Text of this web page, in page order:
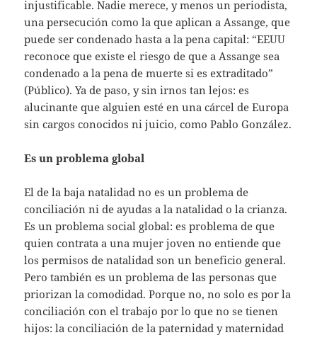
injustificable. Nadie merece, y menos un periodista,
una persecución como la que aplican a Assange, que
puede ser condenado hasta a la pena capital: “EEUU
reconoce que existe el riesgo de que a Assange sea
condenado a la pena de muerte si es extraditado”
(Público). Ya de paso, y sin irnos tan lejos: es
alucinante que alguien esté en una cárcel de Europa
sin cargos conocidos ni juicio, como Pablo González.
Es un problema global
El de la baja natalidad no es un problema de
conciliación ni de ayudas a la natalidad o la crianza.
Es un problema social global: es problema de que
quien contrata a una mujer joven no entiende que
los permisos de natalidad son un beneficio general.
Pero también es un problema de las personas que
priorizan la comodidad. Porque no, no solo es por la
conciliación con el trabajo por lo que no se tienen
hijos: la conciliación de la paternidad y maternidad